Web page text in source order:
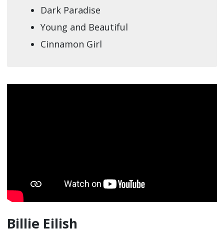
Dark Paradise
Young and Beautiful
Cinnamon Girl
Billie Eilish